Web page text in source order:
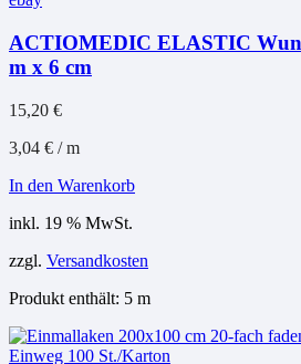
ACTIOMEDIC ELASTIC
m x 6 cm
15,20 €
3,04 € /m
In den Warenkorb
inkl. 19 % MwSt.
zzgl. Versandkosten
Produkt enthält: 5 m